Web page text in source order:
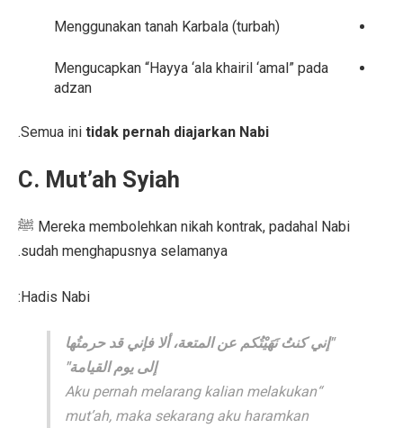
Menggunakan tanah Karbala (turbah)
Mengucapkan “Hayya ‘ala khairil ‘amal” pada
adzan
Semua ini tidak pernah diajarkan Nabi
.
C. Mut’ah Syiah
Mereka membolehkan nikah kontrak, padahal Nabi ﷺ
sudah menghapusnya selamanya.
Hadis Nabi:
"إني كنتُ نَهَيْتُكم عن المتعة، ألا فإني قد حرمتُها
إلى يوم القيامة"
“Aku pernah melarang kalian melakukan
mut’ah, maka sekarang aku haramkan